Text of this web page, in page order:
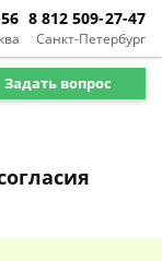
Санкт-Петербург
8 812 509-27-47
Задать вопрос